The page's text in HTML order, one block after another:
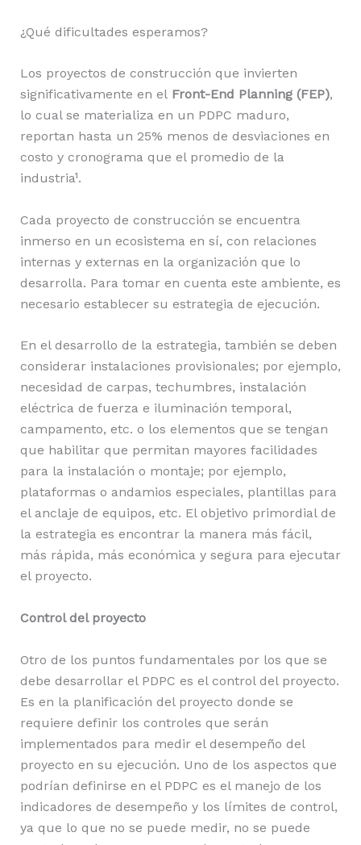
¿Qué dificultades esperamos?
Los proyectos de construcción que invierten
significativamente en el Front-End Planning (FEP),
lo cual se materializa en un PDPC maduro,
reportan hasta un 25% menos de desviaciones en
costo y cronograma que el promedio de la
industria¹.
Cada proyecto de construcción se encuentra
inmerso en un ecosistema en sí, con relaciones
internas y externas en la organización que lo
desarrolla. Para tomar en cuenta este ambiente, es
necesario establecer su estrategia de ejecución.
En el desarrollo de la estrategia, también se deben
considerar instalaciones provisionales; por ejemplo,
necesidad de carpas, techumbres, instalación
eléctrica de fuerza e iluminación temporal,
campamento, etc. o los elementos que se tengan
que habilitar que permitan mayores facilidades
para la instalación o montaje; por ejemplo,
plataformas o andamios especiales, plantillas para
el anclaje de equipos, etc. El objetivo primordial de
la estrategia es encontrar la manera más fácil,
más rápida, más económica y segura para ejecutar
el proyecto.
Control del proyecto
Otro de los puntos fundamentales por los que se
debe desarrollar el PDPC es el control del proyecto.
Es en la planificación del proyecto donde se
requiere definir los controles que serán
implementados para medir el desempeño del
proyecto en su ejecución. Uno de los aspectos que
podrían definirse en el PDPC es el manejo de los
indicadores de desempeño y los límites de control,
ya que lo que no se puede medir, no se puede